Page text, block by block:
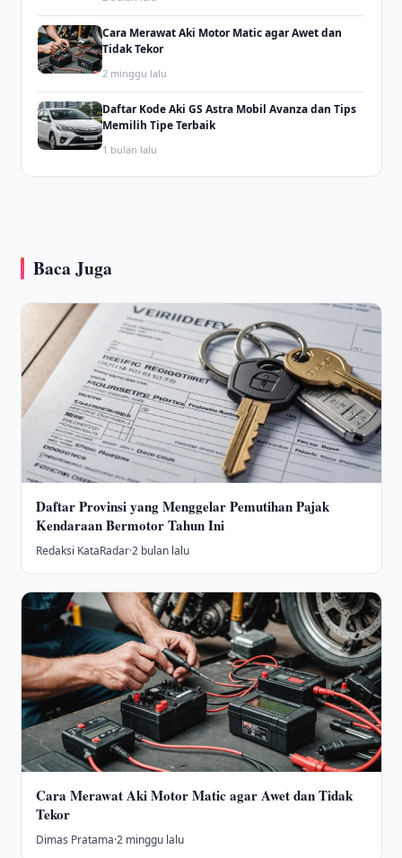
Cara Merawat Aki Motor Matic agar Awet dan
Tidak Tekor
2 minggu lalu
Daftar Kode Aki GS Astra Mobil Avanza dan Tips
Memilih Tipe Terbaik
1 bulan lalu
Baca Juga
Daftar Provinsi yang Menggelar Pemutihan Pajak
Kendaraan Bermotor Tahun Ini
Redaksi KataRadar·2 bulan lalu
Cara Merawat Aki Motor Matic agar Awet dan Tidak
Tekor
Dimas Pratama·2 minggu lalu